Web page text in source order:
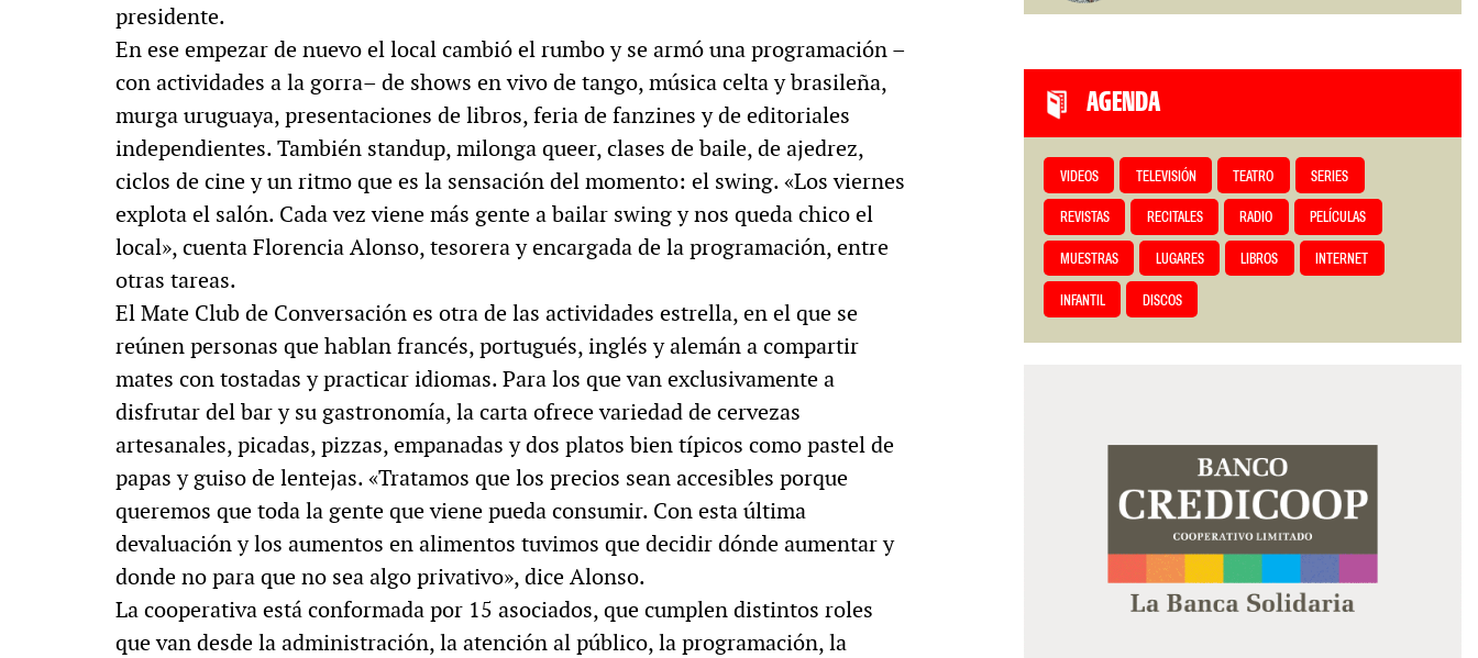
presidente.
En ese empezar de nuevo el local cambió el rumbo y se armó una programación –
con actividades a la gorra– de shows en vivo de tango, música celta y brasileña,
murga uruguaya, presentaciones de libros, feria de fanzines y de editoriales
independientes. También standup, milonga queer, clases de baile, de ajedrez,
ciclos de cine y un ritmo que es la sensación del momento: el swing. «Los viernes
explota el salón. Cada vez viene más gente a bailar swing y nos queda chico el
local», cuenta Florencia Alonso, tesorera y encargada de la programación, entre
otras tareas.
El Mate Club de Conversación es otra de las actividades estrella, en el que se
reúnen personas que hablan francés, portugués, inglés y alemán a compartir
mates con tostadas y practicar idiomas. Para los que van exclusivamente a
disfrutar del bar y su gastronomía, la carta ofrece variedad de cervezas
artesanales, picadas, pizzas, empanadas y dos platos bien típicos como pastel de
papas y guiso de lentejas. «Tratamos que los precios sean accesibles porque
queremos que toda la gente que viene pueda consumir. Con esta última
devaluación y los aumentos en alimentos tuvimos que decidir dónde aumentar y
donde no para que no sea algo privativo», dice Alonso.
La cooperativa está conformada por 15 asociados, que cumplen distintos roles
que van desde la administración, la atención al público, la programación, la
AGENDA
VIDEOS TELEVISIÓN TEATRO SERIES
REVISTAS RECITALES RADIO PELÍCULAS
MUESTRAS LUGARES LIBROS INTERNET
INFANTIL DISCOS